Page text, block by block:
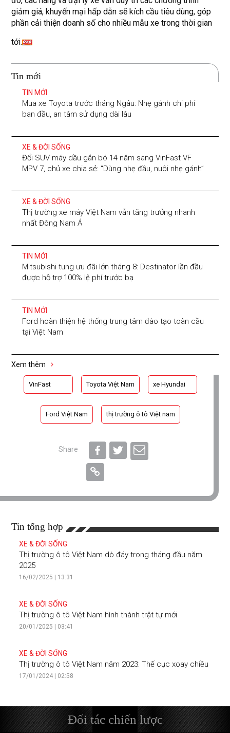
giảm giá, khuyến mại hấp dẫn sẽ kích cầu tiêu dùng, góp
phần cải thiện doanh số cho nhiều mẫu xe trong thời gian
tới.
Tin mới
TIN MỚI
Mua xe Toyota trước tháng Ngâu: Nhẹ gánh chi phí
ban đầu, an tâm sử dụng dài lâu
XE & ĐỜI SỐNG
Đổi SUV máy dầu gắn bó 14 năm sang VinFast VF
MPV 7, chủ xe chia sẻ: “Dùng nhẹ đầu, nuôi nhẹ gánh”
XE & ĐỜI SỐNG
Thị trường xe máy Việt Nam vẫn tăng trưởng nhanh
nhất Đông Nam Á
TIN MỚI
Mitsubishi tung ưu đãi lớn tháng 8: Destinator lần đầu
được hỗ trợ 100% lệ phí trước bạ
TIN MỚI
Ford hoàn thiện hệ thống trung tâm đào tạo toàn cầu
tại Việt Nam
Xem thêm
VinFast Toyota Việt Nam xe Hyundai
Ford Việt Nam thị trường ô tô Việt nam
Share
Tin tổng hợp
XE & ĐỜI SỐNG
Thị trường ô tô Việt Nam dò đáy trong tháng đầu năm
2025
16/02/2025 | 13:31
XE & ĐỜI SỐNG
Thị trường ô tô Việt Nam hình thành trật tự mới
20/01/2025 | 03:41
XE & ĐỜI SỐNG
Thị trường ô tô Việt Nam năm 2023: Thế cục xoay chiều
17/01/2024 | 02:58
Đối tác chiến lược